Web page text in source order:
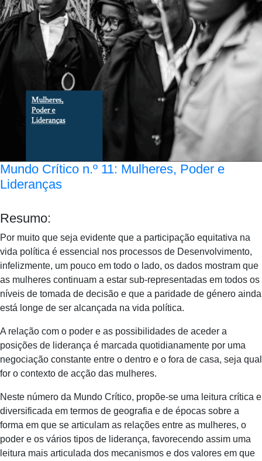
Mundo Crítico n.º 11: Mulheres, Poder e
Lideranças
Resumo:
Por muito que seja evidente que a participação equitativa na
vida política é essencial nos processos de Desenvolvimento,
infelizmente, um pouco em todo o lado, os dados mostram que
as mulheres continuam a estar sub-representadas em todos os
níveis de tomada de decisão e que a paridade de género ainda
está longe de ser alcançada na vida política.
A relação com o poder e as possibilidades de aceder a
posições de liderança é marcada quotidianamente por uma
negociação constante entre o dentro e o fora de casa, seja qual
for o contexto de acção das mulheres.
Neste número da Mundo Crítico, propõe-se uma leitura crítica e
diversificada em termos de geografia e de épocas sobre a
forma em que se articulam as relações entre as mulheres, o
poder e os vários tipos de liderança, favorecendo assim uma
leitura mais articulada dos mecanismos e dos valores em que